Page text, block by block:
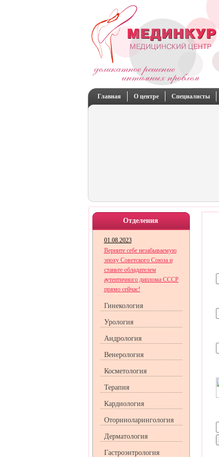
Главная
О центре Специалисты
Отделения
01.08.2023
Верните себе незабываемую
эпоху Советского Союза и
станьте обладателем
аутентичного диплома СССР
прямо сейчас!
Гинекология
Урология
Андрология
Венерология
Косметология
Терапия
Кардиология
Оториноларингология
Дерматология
Гастроэнтрология